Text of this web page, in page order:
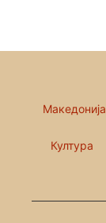
Македонија
Култура